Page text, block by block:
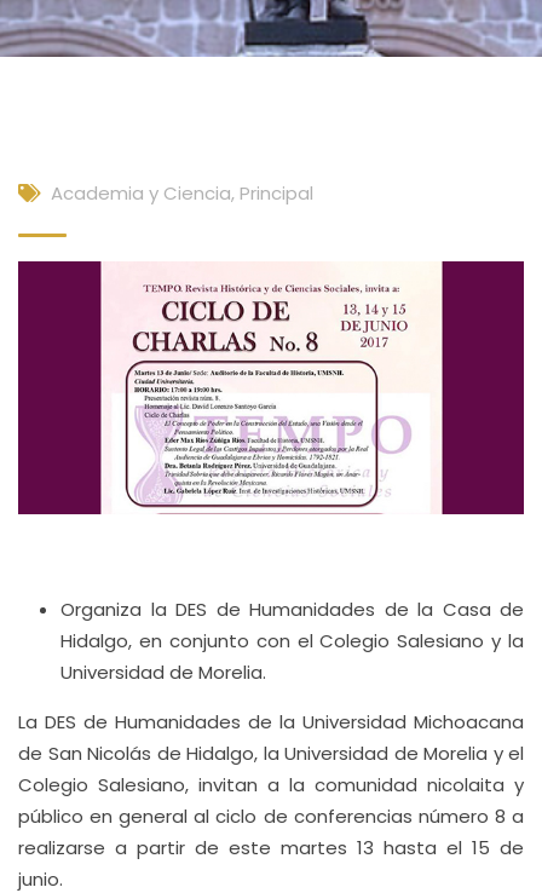
Academia y Ciencia, Principal
Organiza la DES de Humanidades de la Casa de
Hidalgo, en conjunto con el Colegio Salesiano y la
Universidad de Morelia.
La DES de Humanidades de la Universidad Michoacana
de San Nicolás de Hidalgo, la Universidad de Morelia y el
Colegio Salesiano, invitan a la comunidad nicolaita y
público en general al ciclo de conferencias número 8 a
realizarse a partir de este martes 13 hasta el 15 de
junio.